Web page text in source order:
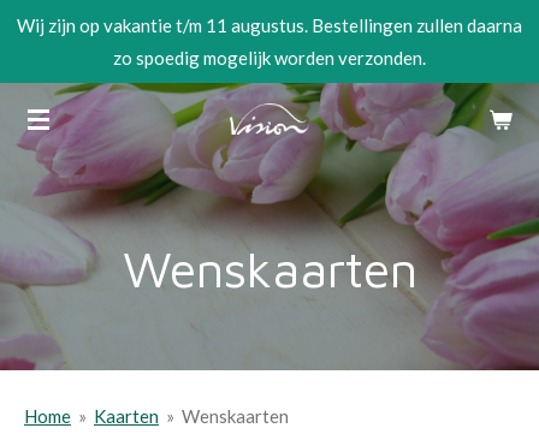
Ga
de
hoofdinhoud
Wij zijn op vakantie t/m 11 augustus. Bestellingen zullen daarna
zo spoedig mogelijk worden verzonden.
Wenskaarten
Home » Kaarten » Wenskaarten